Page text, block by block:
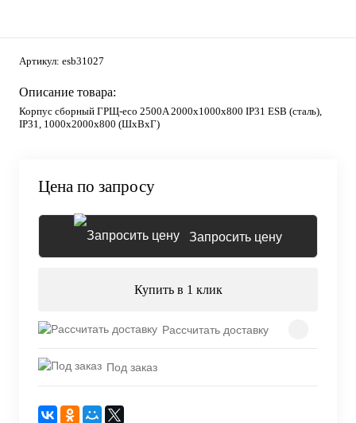
Артикул: esb31027
Описание товара:
Корпус сборный ГРЩ-eco 2500A 2000х1000х800 IP31 ESB (сталь),
IP31, 1000х2000х800 (ШхВхГ)
Цена по запросу
Запросить цену
Купить в 1 клик
Рассчитать доставку
Под заказ